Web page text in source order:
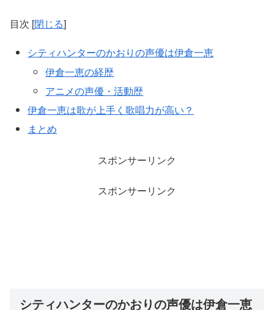
目次 [閉じる]
シティハンターのかおりの声優は伊倉一恵
伊倉一恵の経歴
アニメの声優・活動歴
伊倉一恵は歌が上手く歌唱力が高い？
まとめ
スポンサーリンク
スポンサーリンク
シティハンターのかおりの声優は伊倉一恵